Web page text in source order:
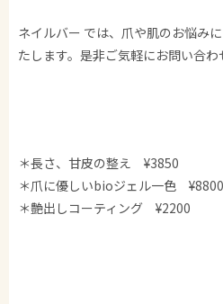
ネイルバー では、爪や肌のお悩み
たします。是非ご気軽にお問い合
＊長さ、甘皮の整え ¥3850
＊爪に優しいbioジェル一色 ¥8800
＊艶出しコーティング ¥2200